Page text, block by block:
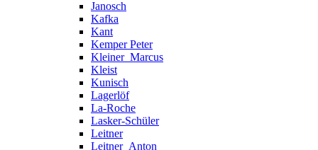
Janosch
Kafka
Kant
Kemper Peter
Kleiner_Marcus
Kleist
Kunisch
Lagerlöf
La-Roche
Lasker-Schüler
Leitner
Leitner_Anton